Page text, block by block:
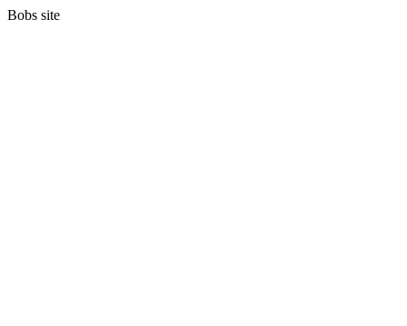
Bobs site